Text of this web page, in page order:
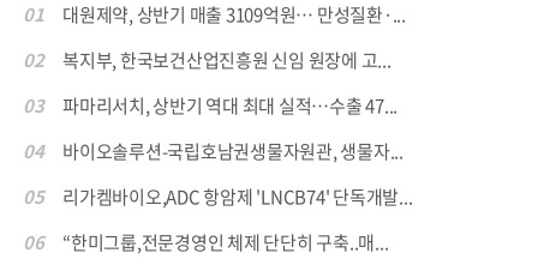
01
대원제약, 상반기 매출 3109억원… 만성질환·...
02
복지부, 한국보건산업진흥원 신임 원장에 고...
03
파마리서치, 상반기 역대 최대 실적…수출 47...
04
바이오솔루션-국립호남권생물자원관, 생물자...
05
리가켐바이오,ADC 항암제 'LNCB74' 단독개발...
06
“한미그룹,전문경영인 체제 단단히 구축..매...